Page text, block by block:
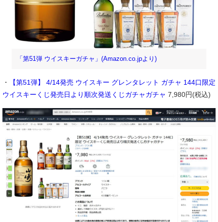
「第51弾 ウイスキーガチャ」(Amazon.co.jpより)
・
【第51弾】 4/14発売 ウイスキー グレンタレット ガチャ 144口限定
ウイスキーくじ発売日より順次発送くじガチャガチャ 7,980円(税込)